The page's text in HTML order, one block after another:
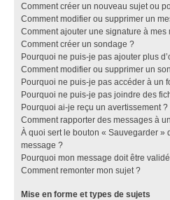
Comment créer un nouveau sujet ou
Comment modifier ou supprimer un
Comment ajouter une signature à mes
Comment créer un sondage ?
Pourquoi ne puis-je pas ajouter plus
Comment modifier ou supprimer un
Pourquoi ne puis-je pas accéder à un
Pourquoi ne puis-je pas joindre des
Pourquoi ai-je reçu un avertissement ?
Comment rapporter des messages à
À quoi sert le bouton « Sauvegarder »
message ?
Pourquoi mon message doit être
Comment remonter mon sujet ?
Mise en forme et types de sujets